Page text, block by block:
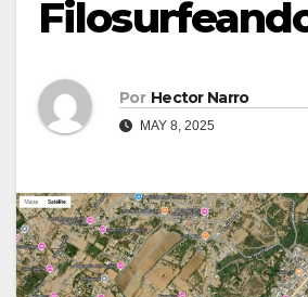
Por Hector Narro
MAY 8, 2025